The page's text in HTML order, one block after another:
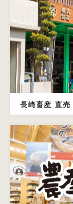
長崎畜産 直売